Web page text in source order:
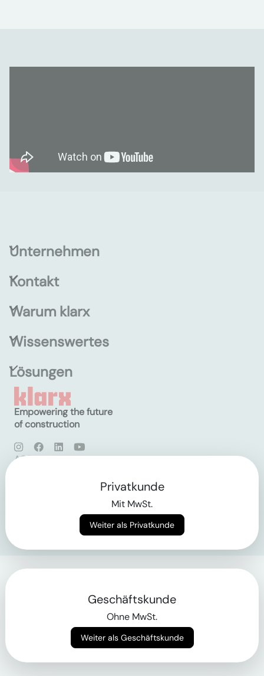
Unternehmen
Kontakt
Warum klarx
Wissenswertes
Lösungen
Empowering the future
of construction
AGB
Privatkunde
Mit MwSt.
Weiter als Privatkunde
Geschäftskunde
Ohne MwSt.
Weiter als Geschäftskunde